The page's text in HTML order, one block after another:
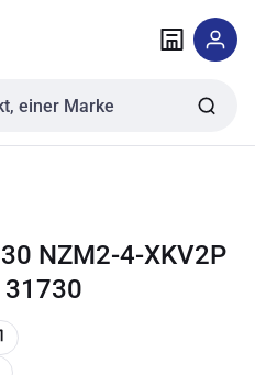
NZM2-4-XKV2P